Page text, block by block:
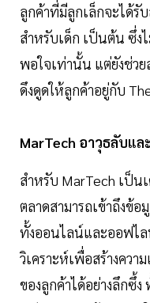
ลูกค้าที่มีลูกเล็กจะได้รั
สำหรับเด็ก เป็นต้น ซึ่ง
พอใจเท่านั้น แต่ยังช่ว
ดึงดูดให้ลูกค้าอยู่กับ
MarTech อาวุธลับแ
สำหรับ MarTech เป็น
ตลาดสามารถเข้าถึงข้
ทั้งออนไลน์และออฟไ
วิเคราะห์เพื่อสร้างควา
ของลูกค้าได้อย่างลึกซึ้